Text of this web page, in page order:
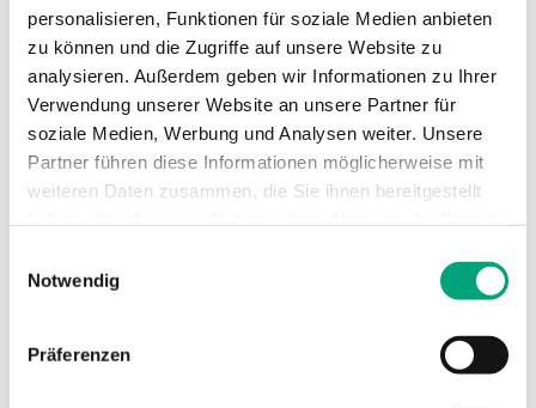
personalisieren, Funktionen für soziale Medien anbieten
zu können und die Zugriffe auf unsere Website zu
analysieren. Außerdem geben wir Informationen zu Ihrer
Verwendung unserer Website an unsere Partner für
soziale Medien, Werbung und Analysen weiter. Unsere
Partner führen diese Informationen möglicherweise mit
weiteren Daten zusammen, die Sie ihnen bereitgestellt
Notwendig
Präferenzen
Elektrischer Kontakt 1x SPDT
Schaltleistung
15 (8) A, 24...250
Vac
Geräteklasse Klasse I
(nicht kondensierend)